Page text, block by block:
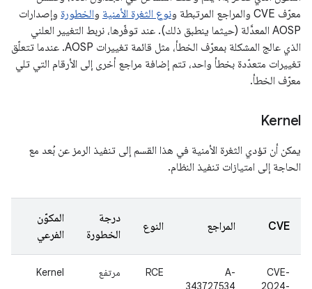
معرّف CVE والمراجع المرتبطة و
نوع الثغرة الأمنية والخطورة وإصدارات
AOSP المعدَّلة (حيثما ينطبق ذلك). عند توفّرها، نربط التغيير العلني
الذي عالج المشكلة بمعرّف الخطأ، مثل قائمة تغييرات AOSP. عندما تتعلّق
تغييرات متعدّدة بخطأ واحد، تتم إضافة مراجع أخرى إلى الأرقام التي تلي
معرّف الخطأ.
Kernel
يمكن أن تؤدي الثغرة الأمنية في هذا القسم إلى تنفيذ الرمز عن بُعد مع
الحاجة إلى امتيازات تنفيذ النظام.
CVE المراجع النوع
درجة
الخطورة
المكوّن
الفرعي
CVE-
2024-
A-
343727534
RCE مرتفع Kernel